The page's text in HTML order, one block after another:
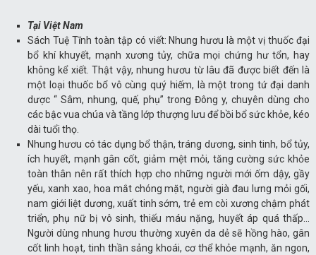
Tại Việt Nam
Sách Tuệ Tĩnh toàn tập có viết: Nhung hươu là một vị thuốc đại
bổ khí khuyết, mạnh xương tủy, chữa mọi chứng hư tổn, hay
không kể xiết. Thật vậy, nhung hươu từ lâu đã được biết đến là
một loại thuốc bổ vô cùng quý hiếm, là một trong tứ đại danh
dược “ Sâm, nhung, quế, phụ” trong Đông y, chuyên dùng cho
các bậc vua chúa và tầng lớp thượng lưu để bồi bổ sức khỏe, kéo
dài tuổi thọ.
Nhung hươu có tác dụng bổ thận, tráng dương, sinh tinh, bổ tủy,
ích huyết, mạnh gân cốt, giảm mệt mỏi, tăng cường sức khỏe
toàn thân nên rất thích hợp cho những người mới ốm dậy, gầy
yếu, xanh xao, hoa mắt chóng mặt, người già đau lưng mỏi gối,
nam giới liệt dương, xuất tinh sớm, trẻ em còi xương chậm phát
triển, phụ nữ bị vô sinh, thiếu máu nặng, huyết áp quá thấp…
Người dùng nhung hươu thường xuyên da dẻ sẽ hồng hào, gân
cốt linh hoạt, tinh thần sảng khoái, cơ thể khỏe mạnh, ăn ngon,